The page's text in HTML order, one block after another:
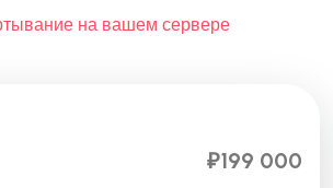
на вашем сервере
₽199 000